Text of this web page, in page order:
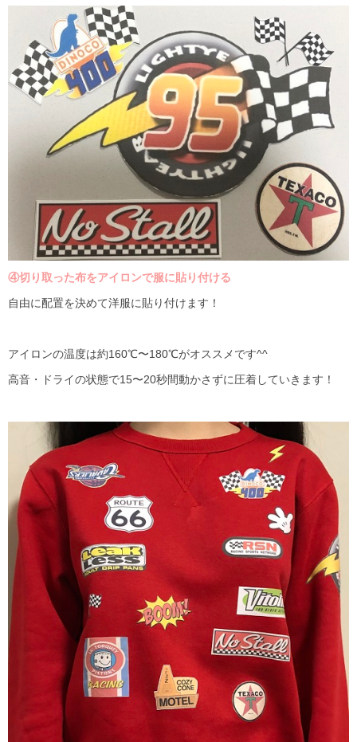
④切り取った布をアイロンで服に貼り付ける
自由に配置を決めて洋服に貼り付けます！
アイロンの温度は約160℃〜180℃がオススメです^^
高音・ドライの状態で15〜20秒間動かさずに圧着していきます！